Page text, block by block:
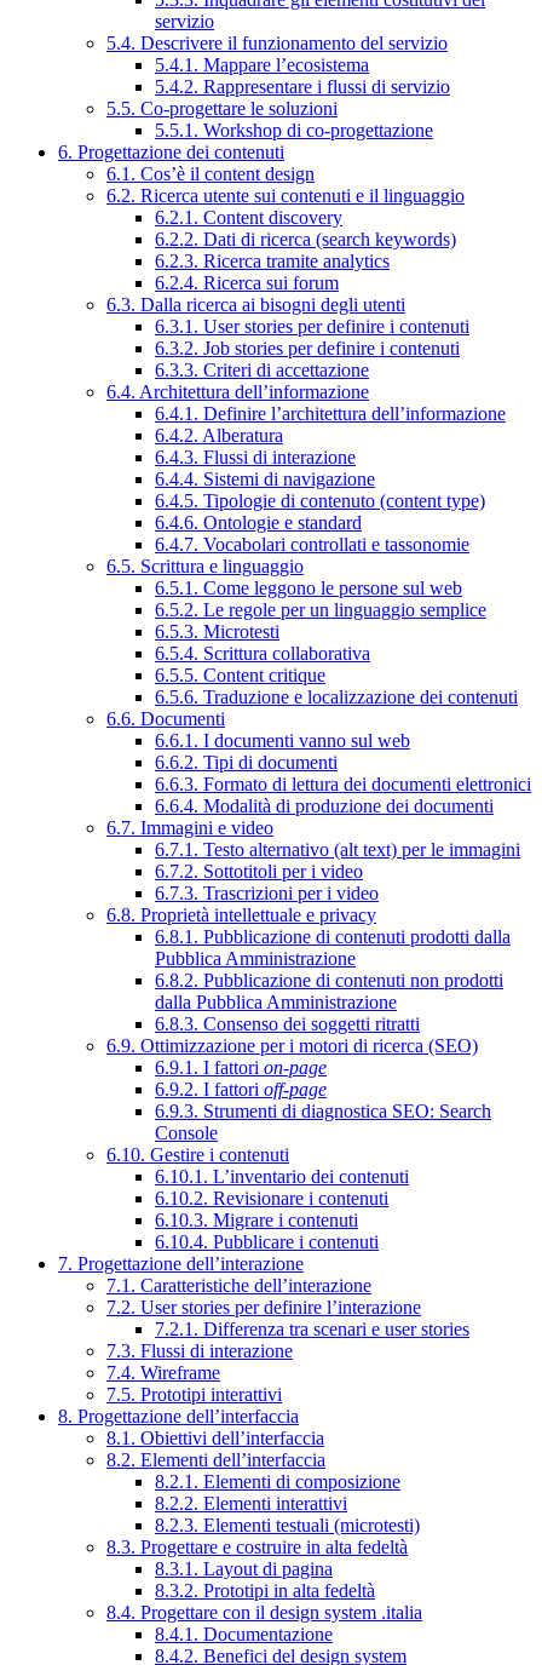
servizio
5.4. Descrivere il funzionamento del servizio
5.4.1. Mappare l’ecosistema
5.4.2. Rappresentare i flussi di servizio
5.5. Co-progettare le soluzioni
5.5.1. Workshop di co-progettazione
6. Progettazione dei contenuti
6.1. Cos’è il content design
6.2. Ricerca utente sui contenuti e il linguaggio
6.2.1. Content discovery
6.2.2. Dati di ricerca (search keywords)
6.2.3. Ricerca tramite analytics
6.2.4. Ricerca sui forum
6.3. Dalla ricerca ai bisogni degli utenti
6.3.1. User stories per definire i contenuti
6.3.2. Job stories per definire i contenuti
6.3.3. Criteri di accettazione
6.4. Architettura dell’informazione
6.4.1. Definire l’architettura dell’informazione
6.4.2. Alberatura
6.4.3. Flussi di interazione
6.4.4. Sistemi di navigazione
6.4.5. Tipologie di contenuto (content type)
6.4.6. Ontologie e standard
6.4.7. Vocabolari controllati e tassonomie
6.5. Scrittura e linguaggio
6.5.1. Come leggono le persone sul web
6.5.2. Le regole per un linguaggio semplice
6.5.3. Microtesti
6.5.4. Scrittura collaborativa
6.5.5. Content critique
6.5.6. Traduzione e localizzazione dei contenuti
6.6. Documenti
6.6.1. I documenti vanno sul web
6.6.2. Tipi di documenti
6.6.3. Formato di lettura dei documenti elettronici
6.6.4. Modalità di produzione dei documenti
6.7. Immagini e video
6.7.1. Testo alternativo (alt text) per le immagini
6.7.2. Sottotitoli per i video
6.7.3. Trascrizioni per i video
6.8. Proprietà intellettuale e privacy
6.8.1. Pubblicazione di contenuti prodotti dalla
Pubblica Amministrazione
6.8.2. Pubblicazione di contenuti non prodotti
dalla Pubblica Amministrazione
6.8.3. Consenso dei soggetti ritratti
6.9. Ottimizzazione per i motori di ricerca (SEO)
6.9.1. I fattori on-page
6.9.2. I fattori off-page
6.9.3. Strumenti di diagnostica SEO: Search
Console
6.10. Gestire i contenuti
6.10.1. L’inventario dei contenuti
6.10.2. Revisionare i contenuti
6.10.3. Migrare i contenuti
6.10.4. Pubblicare i contenuti
7. Progettazione dell’interazione
7.1. Caratteristiche dell’interazione
7.2. User stories per definire l’interazione
7.2.1. Differenza tra scenari e user stories
7.3. Flussi di interazione
7.4. Wireframe
7.5. Prototipi interattivi
8. Progettazione dell’interfaccia
8.1. Obiettivi dell’interfaccia
8.2. Elementi dell’interfaccia
8.2.1. Elementi di composizione
8.2.2. Elementi interattivi
8.2.3. Elementi testuali (microtesti)
8.3. Progettare e costruire in alta fedeltà
8.3.1. Layout di pagina
8.3.2. Prototipi in alta fedeltà
8.4. Progettare con il design system .italia
8.4.1. Documentazione
8.4.2. Benefici del design system